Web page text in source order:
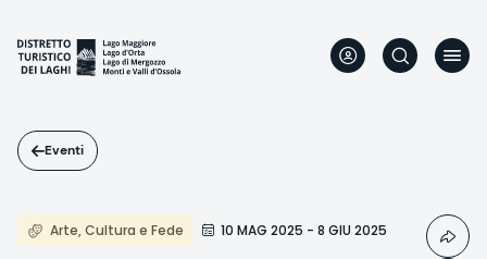
contenuto
principale
Eventi
Arte, Cultura e Fede 10 MAG 2025 - 8 GIU 2025